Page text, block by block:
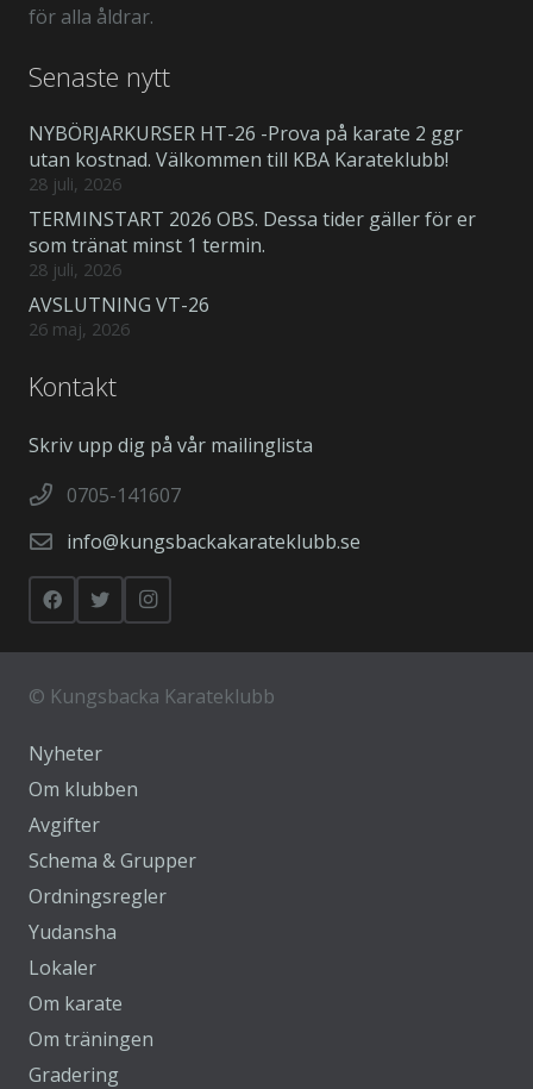
för alla åldrar.
Senaste nytt
NYBÖRJARKURSER HT-26 -Prova på karate 2 ggr
utan kostnad. Välkommen till KBA Karateklubb!
28 juli, 2026
TERMINSTART 2026 OBS. Dessa tider gäller för er
som tränat minst 1 termin.
28 juli, 2026
AVSLUTNING VT-26
26 maj, 2026
Kontakt
Skriv upp dig på vår mailinglista
0705-141607
info@kungsbackakarateklubb.se
© Kungsbacka Karateklubb
Nyheter
Om klubben
Avgifter
Schema & Grupper
Ordningsregler
Yudansha
Lokaler
Om karate
Om träningen
Gradering